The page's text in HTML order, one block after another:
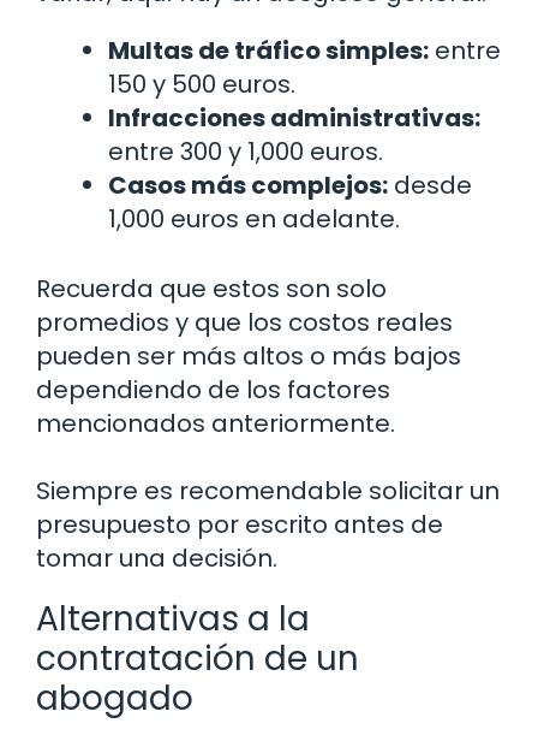
Multas de tráfico simples: entre
150 y 500 euros.
Infracciones administrativas:
entre 300 y 1,000 euros.
Casos más complejos: desde
1,000 euros en adelante.
Recuerda que estos son solo
promedios y que los costos reales
pueden ser más altos o más bajos
dependiendo de los factores
mencionados anteriormente.
Siempre es recomendable solicitar un
presupuesto por escrito antes de
tomar una decisión.
Alternativas a la
contratación de un
abogado